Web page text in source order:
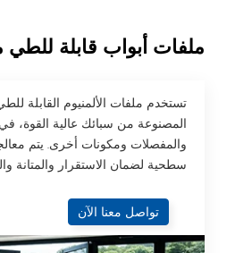
ملفات أبواب قابلة للطي
تستخدم ملفات الألمنيوم القابلة
المصنوعة من سبائك عالية القوة،
والمفصلات ومكونات أخرى. يتم
سطحية لضمان الاستقرار والمتانة
تواصل معنا الآن